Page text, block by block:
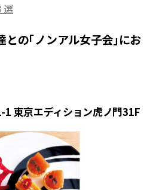
選
の「ノンアル女子会」にお
東京エディション虎ノ門31F